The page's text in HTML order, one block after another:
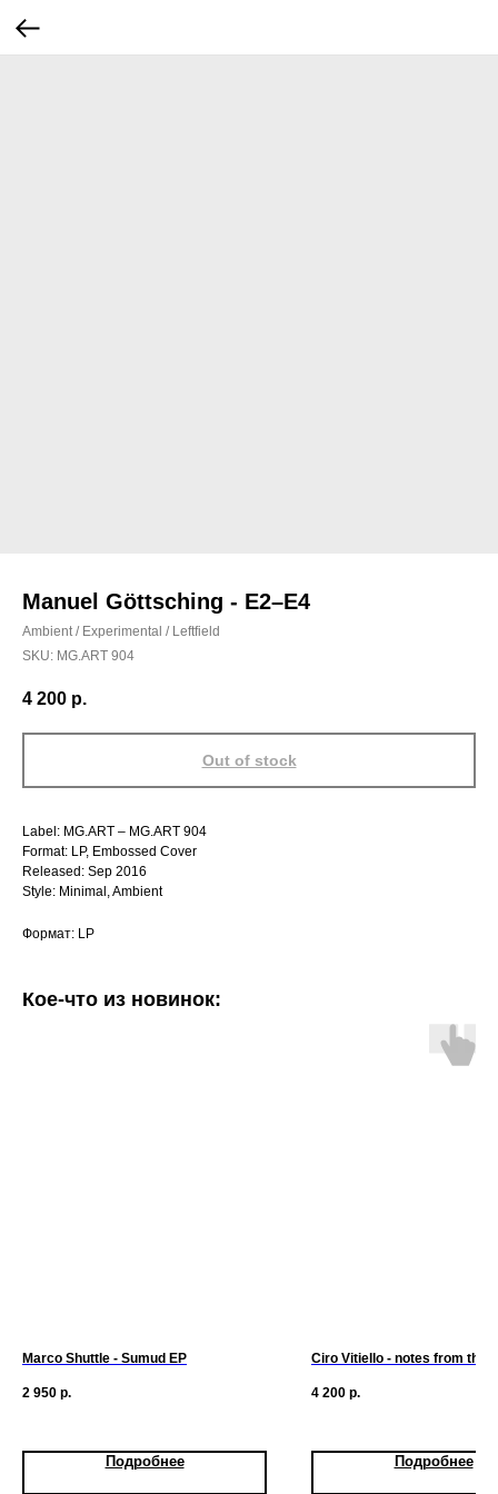
Manuel Göttsching - E2–E4
Ambient / Experimental / Leftfield
SKU: MG.ART 904
4 200 р.
Out of stock
Label: MG.ART – MG.ART 904
Format: LP, Embossed Cover
Released: Sep 2016
Style: Minimal, Ambient
Формат: LP
Кое-что из новинок:
Marco Shuttle - Sumud EP
2 950 р.
Подробнее
Ciro Vitiello - notes from the
4 200 р.
Подробнее